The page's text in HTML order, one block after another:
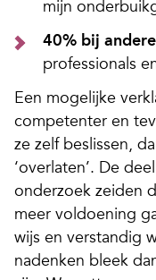
mijn
40% bij
professionals
Een mogelijke
competenter en
ze zelf beslissen,
‘overlaten’. De
onderzoek zeiden
meer voldoening
wijs en verstandig
nadenken bleek